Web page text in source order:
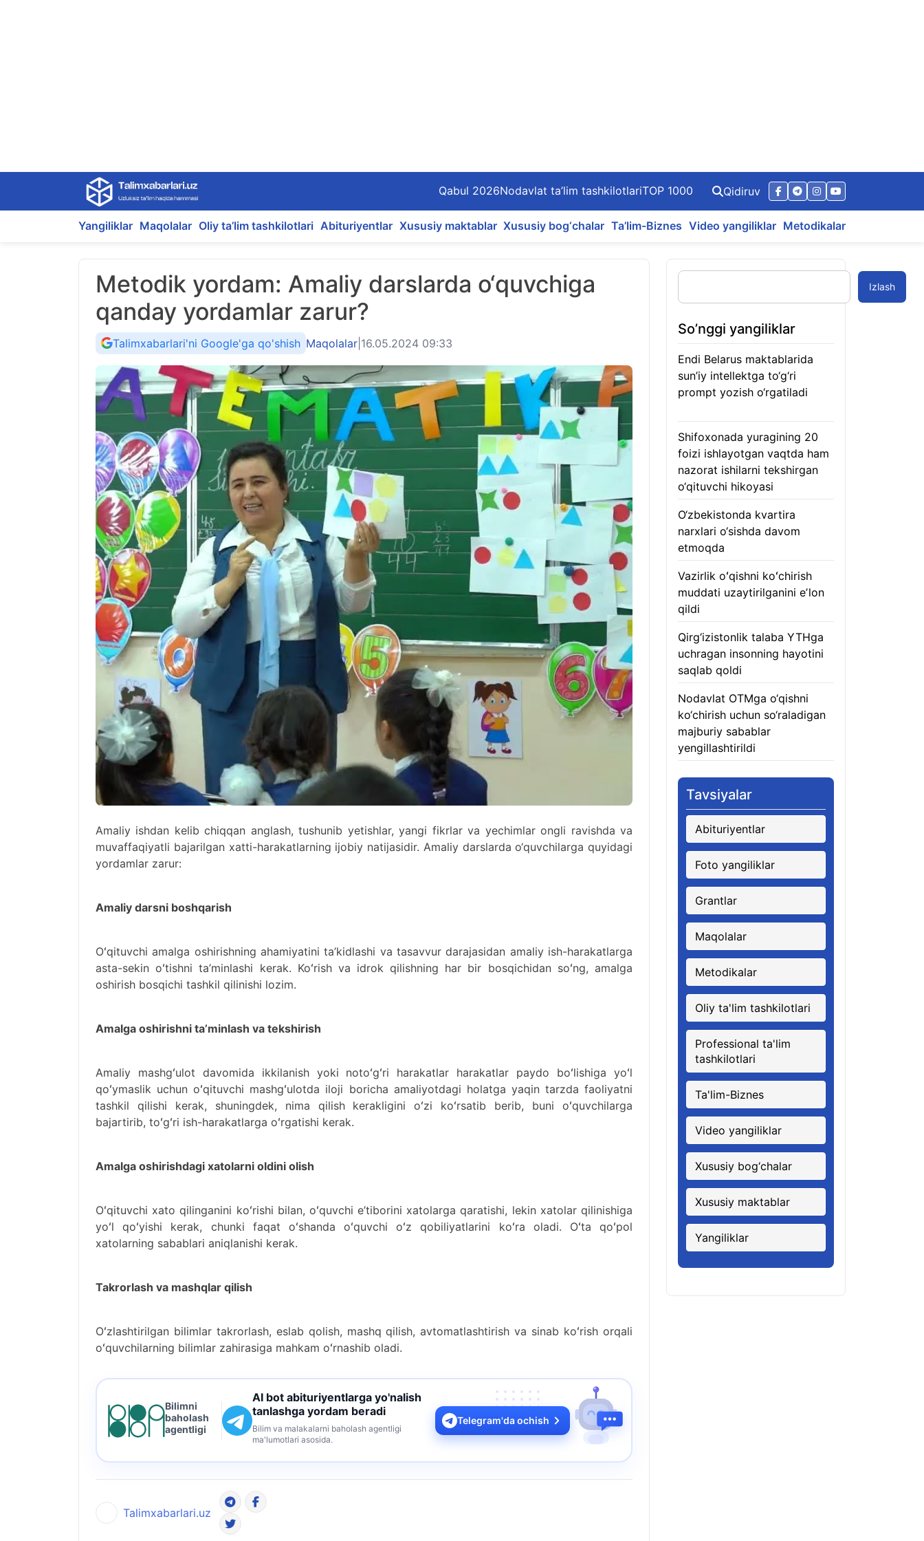
content
Qabul 2026Nodavlat ta’lim tashkilotlariTOP 1000 Qidiruv
Yangiliklar Maqolalar Oliy ta’lim tashkilotlari Abituriyentlar Xususiy maktablar Xususiy bog‘chalar Ta’lim-Biznes Video yangiliklar Metodikalar
Metodik yordam: Amaliy darslarda o‘quvchiga
qanday yordamlar zarur?
Talimxabarlari'ni Google'ga qo'shish Maqolalar 16.05.2024 09:33
Amaliy ishdan kelib chiqqan anglash, tushunib yetishlar, yangi fikrlar va yechimlar ongli ravishda va
muvaffaqiyatli bajarilgan xatti-harakatlarning ijobiy natijasidir. Amaliy darslarda o‘quvchilarga quyidagi
yordamlar zarur:
Amaliy darsni boshqarish
Oʻqituvchi amalga oshirishning ahamiyatini ta’kidlashi va tasavvur darajasidan amaliy ish-harakatlarga
asta-sekin oʻtishni ta’minlashi kerak. Koʻrish va idrok qilishning har bir bosqichidan soʻng, amalga
oshirish bosqichi tashkil qilinishi lozim.
Amalga oshirishni ta’minlash va tekshirish
Amaliy mashgʻulot davomida ikkilanish yoki notoʻgʻri harakatlar harakatlar paydo boʻlishiga yoʻl
qoʻymaslik uchun oʻqituvchi mashgʻulotda iloji boricha amaliyotdagi holatga yaqin tarzda faoliyatni
tashkil qilishi kerak, shuningdek, nima qilish kerakligini oʻzi koʻrsatib berib, buni oʻquvchilarga
bajartirib, toʻgʻri ish-harakatlarga oʻrgatishi kerak.
Amalga oshirishdagi xatolarni oldini olish
Oʻqituvchi xato qilinganini koʻrishi bilan, oʻquvchi e’tiborini xatolarga qaratishi, lekin xatolar qilinishiga
yoʻl qoʻyishi kerak, chunki faqat oʻshanda oʻquvchi oʻz qobiliyatlarini koʻra oladi. Oʻta qoʻpol
xatolarning sabablari aniqlanishi kerak.
Takrorlash va mashqlar qilish
Oʻzlashtirilgan bilimlar takrorlash, eslab qolish, mashq qilish, avtomatlashtirish va sinab koʻrish orqali
oʻquvchilarning bilimlar zahirasiga mahkam oʻrnashib oladi.
Bilimni
baholash
agentligi
AI bot abituriyentlarga yo'nalish
tanlashga yordam beradi
Bilim va malakalarni baholash agentligi
ma'lumotlari asosida.
Telegram'da ochish
Talimxabarlari.uz
Izlash
So’nggi yangiliklar
Endi Belarus maktablarida
sun’iy intellektga to‘g‘ri
prompt yozish o‘rgatiladi
Shifoxonada yuragining 20
foizi ishlayotgan vaqtda ham
nazorat ishilarni tekshirgan
o‘qituvchi hikoyasi
O‘zbekistonda kvartira
narxlari o‘sishda davom
etmoqda
Vazirlik oʻqishni koʻchirish
muddati uzaytirilganini eʼlon
qildi
Qirg‘izistonlik talaba YTHga
uchragan insonning hayotini
saqlab qoldi
Nodavlat OTMga o‘qishni
ko‘chirish uchun so‘raladigan
majburiy sabablar
yengillashtirildi
Tavsiyalar
Abituriyentlar
Foto yangiliklar
Grantlar
Maqolalar
Metodikalar
Oliy ta'lim tashkilotlari
Professional ta'lim
tashkilotlari
Ta'lim-Biznes
Video yangiliklar
Xususiy bog‘chalar
Xususiy maktablar
Yangiliklar